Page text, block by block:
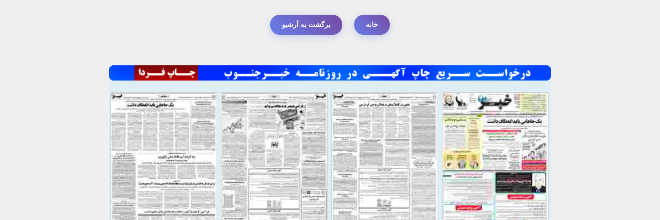
خانه برگشت به آرشیو